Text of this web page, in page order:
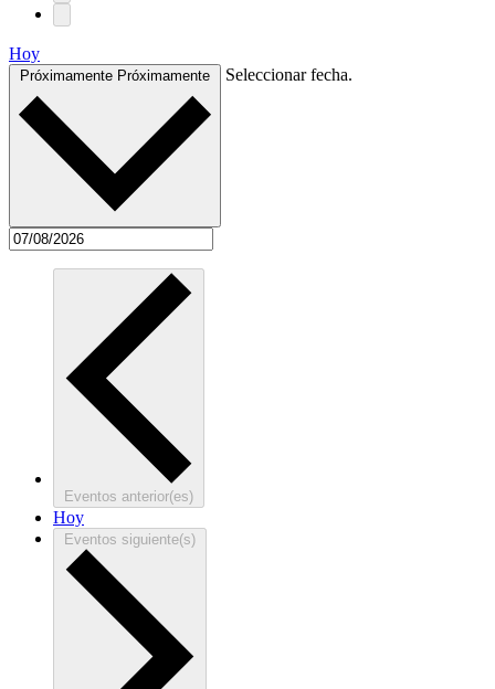
Hoy
Próximamente Próximamente Seleccionar fecha.
Eventos anterior(es)
Hoy
Eventos siguiente(s)